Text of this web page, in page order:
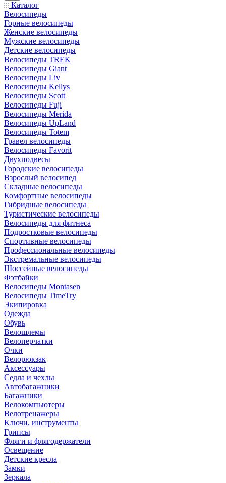
Каталог
Велосипеды
Горные велосипеды
Женские велосипеды
Мужские велосипеды
Детские велосипеды
Велосипеды TREK
Велосипеды Giant
Велосипеды Liv
Велосипеды Kellys
Велосипеды Scott
Велосипеды Fuji
Велосипеды Merida
Велосипеды UpLand
Велосипеды Totem
Гравел велосипеды
Велосипеды Favorit
Двухподвесы
Городские велосипеды
Взрослый велосипед
Складные велосипеды
Комфортные велосипеды
Гибридные велосипеды
Туристические велосипеды
Велосипеды для фитнеса
Подростковые велосипеды
Спортивные велосипеды
Профессиональные велосипеды
Экстремальные велосипеды
Шоссейные велосипеды
Фэтбайки
Велосипеды Montasen
Велосипеды TimeTry
Экипировка
Одежда
Обувь
Велошлемы
Велоперчатки
Очки
Велорюкзак
Аксессуары
Седла и чехлы
Автобагажники
Багажники
Велокомпьютеры
Велотренажеры
Ключи, инструменты
Грипсы
Фляги и флягодержатели
Освещение
Детские кресла
Замки
Зеркала